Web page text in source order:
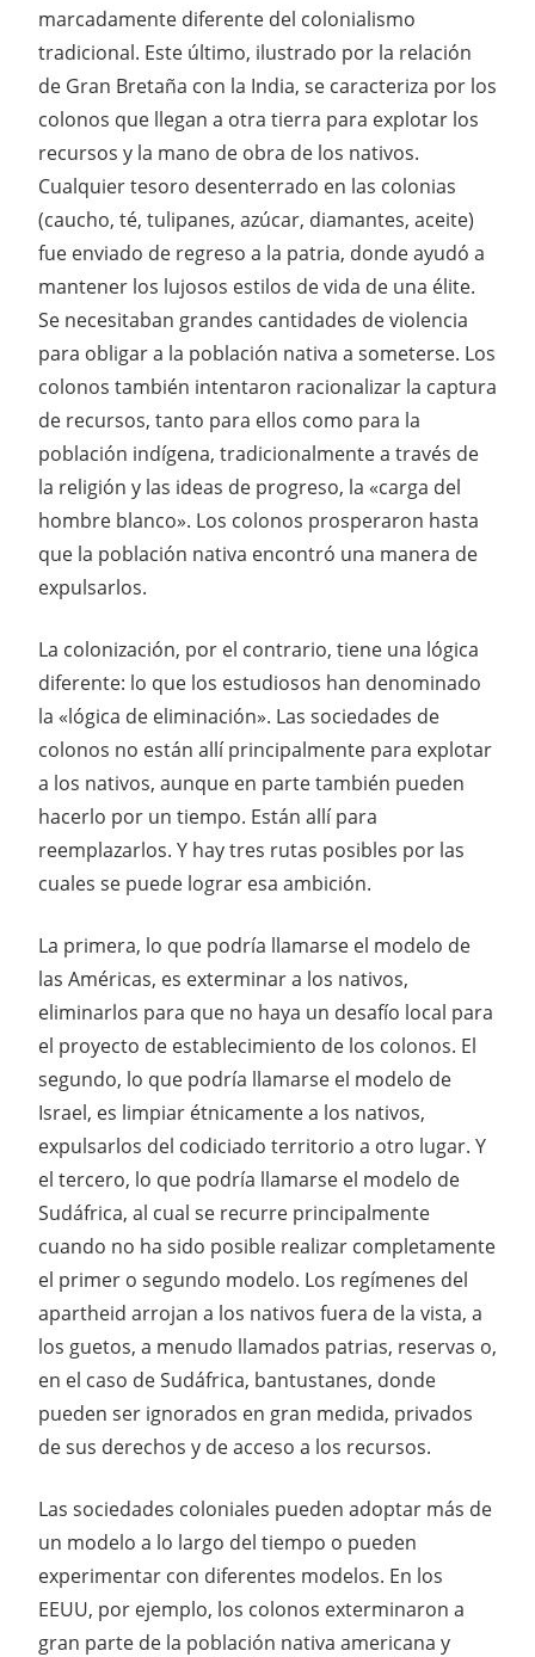
marcadamente diferente del colonialismo
tradicional. Este último, ilustrado por la relación
de Gran Bretaña con la India, se caracteriza por los
colonos que llegan a otra tierra para explotar los
recursos y la mano de obra de los nativos.
Cualquier tesoro desenterrado en las colonias
(caucho, té, tulipanes, azúcar, diamantes, aceite)
fue enviado de regreso a la patria, donde ayudó a
mantener los lujosos estilos de vida de una élite.
Se necesitaban grandes cantidades de violencia
para obligar a la población nativa a someterse. Los
colonos también intentaron racionalizar la captura
de recursos, tanto para ellos como para la
población indígena, tradicionalmente a través de
la religión y las ideas de progreso, la «carga del
hombre blanco». Los colonos prosperaron hasta
que la población nativa encontró una manera de
expulsarlos.
La colonización, por el contrario, tiene una lógica
diferente: lo que los estudiosos han denominado
la «lógica de eliminación». Las sociedades de
colonos no están allí principalmente para explotar
a los nativos, aunque en parte también pueden
hacerlo por un tiempo. Están allí para
reemplazarlos. Y hay tres rutas posibles por las
cuales se puede lograr esa ambición.
La primera, lo que podría llamarse el modelo de
las Américas, es exterminar a los nativos,
eliminarlos para que no haya un desafío local para
el proyecto de establecimiento de los colonos. El
segundo, lo que podría llamarse el modelo de
Israel, es limpiar étnicamente a los nativos,
expulsarlos del codiciado territorio a otro lugar. Y
el tercero, lo que podría llamarse el modelo de
Sudáfrica, al cual se recurre principalmente
cuando no ha sido posible realizar completamente
el primer o segundo modelo. Los regímenes del
apartheid arrojan a los nativos fuera de la vista, a
los guetos, a menudo llamados patrias, reservas o,
en el caso de Sudáfrica, bantustanes, donde
pueden ser ignorados en gran medida, privados
de sus derechos y de acceso a los recursos.
Las sociedades coloniales pueden adoptar más de
un modelo a lo largo del tiempo o pueden
experimentar con diferentes modelos. En los
EEUU, por ejemplo, los colonos exterminaron a
gran parte de la población nativa americana y